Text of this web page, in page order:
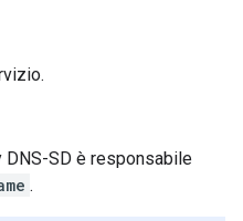
SD è responsabile
.